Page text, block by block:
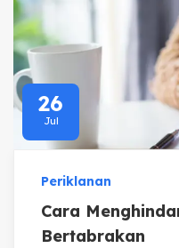
26
Jul
Periklanan
Cara
Bertabrakan